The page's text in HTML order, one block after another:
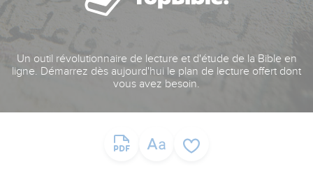
Un outil révolutionnaire de lecture et d'étude de la Bible en
ligne. Démarrez dès aujourd'hui le plan de lecture offert dont
vous avez besoin.